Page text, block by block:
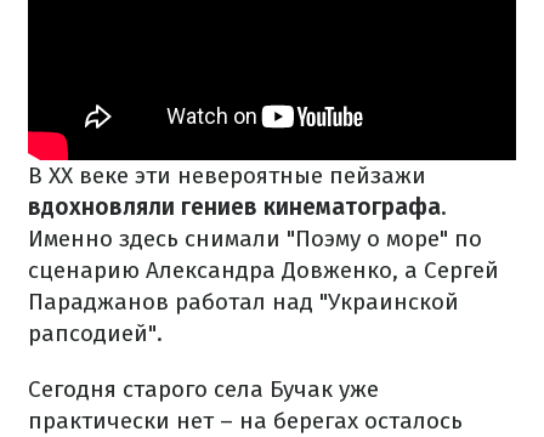
В XX веке эти невероятные пейзажи
вдохновляли гениев кинематографа.
Именно здесь снимали "Поэму о море" по
сценарию Александра Довженко, а Сергей
Параджанов работал над "Украинской
рапсодией".
Сегодня старого села Бучак уже
практически нет – на берегах осталось